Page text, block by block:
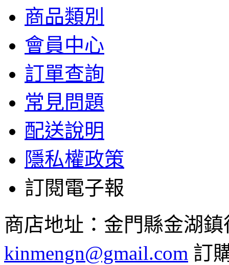
商品類別
會員中心
訂單查詢
常見問題
配送說明
隱私權政策
訂閱電子報
商店地址：金門縣金湖
kinmengn@gmail.com 訂